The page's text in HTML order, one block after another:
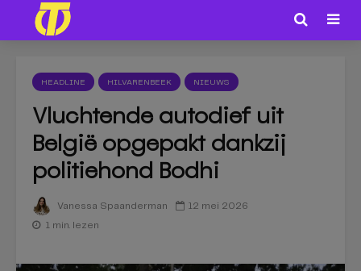
HEADLINE HILVARENBEEK NIEUWS
Vluchtende autodief uit
België opgepakt dankzij
politiehond Bodhi
Vanessa Spaanderman 12 mei 2026
1 min. lezen